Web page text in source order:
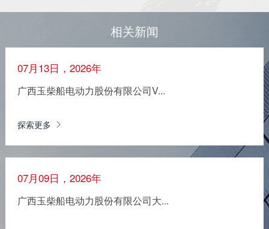
相关新闻
07月13日，2026年
广西玉柴船电动力股份有限公司V...
探索更多
07月09日，2026年
广西玉柴船电动力股份有限公司大...